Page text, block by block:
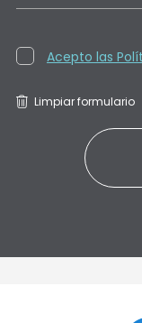
Acepto las
Limpiar formulario